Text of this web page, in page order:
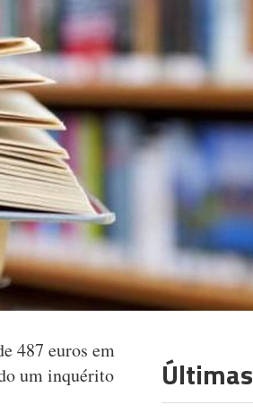
487 euros em
um inquérito
Últimas